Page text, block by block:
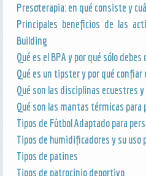
Presoterapia: en qué consiste y
Principales beneficios de las
Building
Qué es el BPA y por qué sólo
Qué es un tipster y por qué confiar
Qué son las disciplinas ecuestres
Qué son las mantas térmicas para
Tipos de Fútbol Adaptado para
Tipos de humidificadores y su uso
Tipos de patines
Tipos de patrocinio deportivo